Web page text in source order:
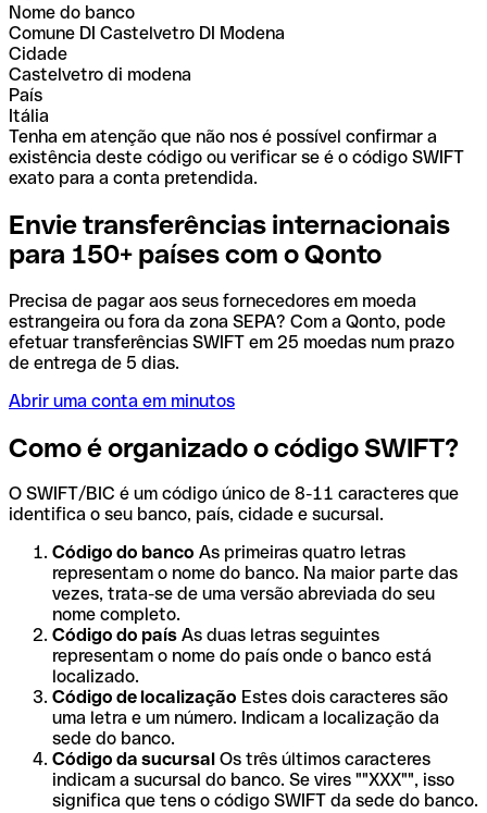
Nome do banco
Comune DI Castelvetro DI Modena
Cidade
Castelvetro di modena
País
Itália
Tenha em atenção que não nos é possível confirmar a
existência deste código ou verificar se é o código SWIFT
exato para a conta pretendida.
Envie transferências internacionais
para 150+ países com o Qonto
Precisa de pagar aos seus fornecedores em moeda
estrangeira ou fora da zona SEPA? Com a Qonto, pode
efetuar transferências SWIFT em 25 moedas num prazo
de entrega de 5 dias.
Abrir uma conta em minutos
Como é organizado o código SWIFT?
O SWIFT/BIC é um código único de 8-11 caracteres que
identifica o seu banco, país, cidade e sucursal.
Código do banco As primeiras quatro letras
representam o nome do banco. Na maior parte das
vezes, trata-se de uma versão abreviada do seu
nome completo.
Código do país As duas letras seguintes
representam o nome do país onde o banco está
localizado.
Código de localização Estes dois caracteres são
uma letra e um número. Indicam a localização da
sede do banco.
Código da sucursal Os três últimos caracteres
indicam a sucursal do banco. Se vires ""XXX"", isso
significa que tens o código SWIFT da sede do banco.